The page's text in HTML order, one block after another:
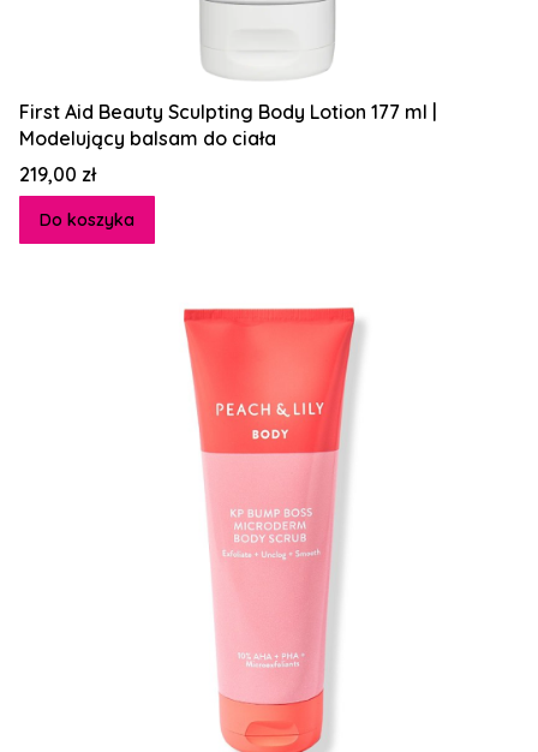
First Aid Beauty Sculpting Body Lotion 177 ml |
Modelujący balsam do ciała
Cena
219,00 zł
Do koszyka